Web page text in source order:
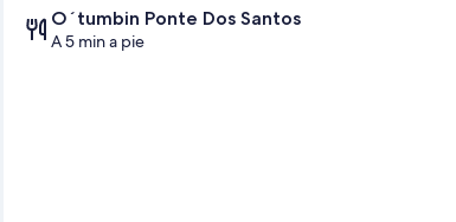
O´tumbin Ponte Dos Santos
A 5 min a pie